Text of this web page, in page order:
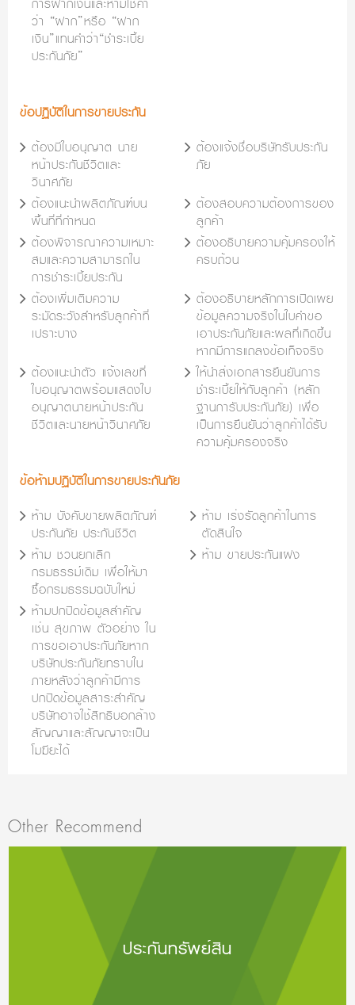
ว่า “ฝาก”หรือ “ฝาก
เงิน”แทนคำว่า“ชำระเบี้ย
ประกันภัย”
ข้อปฏิบัติในการขายประกัน
ต้องมีใบอนุญาต นาย
หน้าประกันชีวิตและ
วินาศภัย
ต้องแจ้งชื่อบริษัทรับประกัน
ภัย
ต้องแนะนำผลิตภัณฑ์บน
พื้นที่ที่กำหนด
ต้องสอบความต้องการของ
ลูกค้า
ต้องพิจารณาความเหมาะ
สมและความสามารถใน
การชำระเบี้ยประกัน
ต้องอธิบายความคุ้มครองให้
ครบถ้วน
ต้องเพิ่มเติมความ
ระมัดระวังสำหรับลูกค้าที่
เปราะบาง
ต้องอธิบายหลักการเปิดเผย
ข้อมูลความจริงในใบคำขอ
เอาประกันภัยและผลที่เกิดขึ้น
หากมีการแถลงข้อเท็จจริง
ต้องแนะนำตัว แจ้งเลขที่
ใบอนุญาตพร้อมแสดงใบ
อนุญาตนายหน้าประกัน
ชีวิตและนายหน้าวินาศภัย
ให้นำส่งเอกสารยืนยันการ
ชำระเบี้ยให้กับลูกค้า (หลัก
ฐานการับประกันภัย) เพื่อ
เป็นการยืนยันว่าลูกค้าได้รับ
ความคุ้มครองจริง
ข้อห้ามปฏิบัติในการขายประกันภัย
ห้าม บังคับขายผลิตภัณฑ์
ประกันภัย ประกันชีวิต
ห้าม เร่งรัดลูกค้าในการ
ตัดสินใจ
ห้าม ชวนยกเลิก
กรมธรรม์เดิม เพื่อให้มา
ซื้อกรมธรรมฉบับใหม่
ห้าม ขายประกันแฝง
ห้ามปกปิดข้อมูลสำคัญ
เช่น สุขภาพ ตัวอย่าง ใน
การขอเอาประกันภัยหาก
บริษัทประกันภัยทราบใน
ภายหลังว่าลูกค้ามีการ
ปกปิดข้อมูลสาระสำคัญ
บริษัทอาจใช้สิทธิบอกล้าง
สัญญาและสัญญาจะเป็น
โมฆียะได้
Other Recommend
ประกันทรัพย์สิน